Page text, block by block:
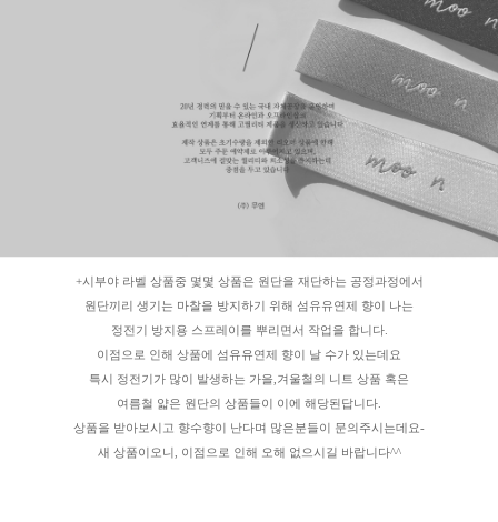
+시부야 라벨 상품중 몇몇 상품은 원단을 재단하는 공정과정에서
원단끼리 생기는 마찰을 방지하기 위해 섬유유연제 향이 나는
정전기 방지용 스프레이를 뿌리면서 작업을 합니다.
이점으로 인해 상품에 섬유유연제 향이 날 수가 있는데요
특시 정전기가 많이 발생하는 가을,겨울철의 니트 상품 혹은
여름철 얇은 원단의 상품들이 이에 해당된답니다.
상품을 받아보시고 향수향이 난다며 많은분들이 문의주시는데요-
새 상품이오니, 이점으로 인해 오해 없으시길 바랍니다^^